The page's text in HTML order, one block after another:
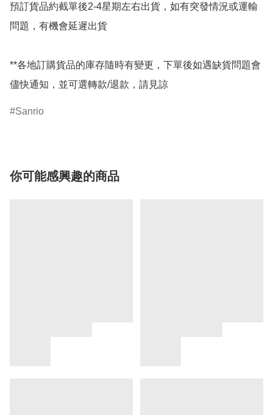
預訂貨品約截單後2-4星期左右出貨，如有突發情況或運輸
問題，有機會延遲出貨
**各地訂購貨品的庫存隨時有變更，下單後如遇缺貨問題會
儘快通知，並可選轉款/退款，請見諒
Sanrio
你可能感興趣的商品